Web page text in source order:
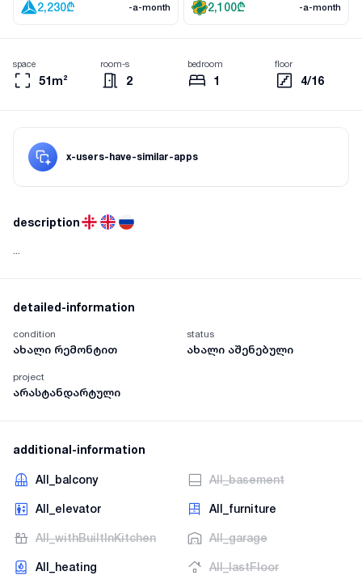
2,230₾ -a-month 2,100₾ -a-month
51m²
space
2
room-s
1
bedroom
4/16
floor
x-users-have-similar-apps
description
...
detailed-information
condition
ახალი რემონტით
status
ახალი აშენებული
project
არასტანდარტული
additional-information
AII_balcony AII_basement
AII_elevator AII_furniture
AII_withBuiltInKitchen AII_garage
AII_heating AII_lastFloor